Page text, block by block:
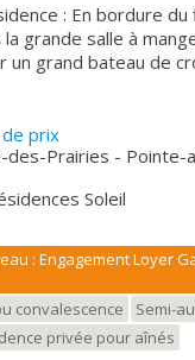
du fleuve St-
grande salle à
un grand bateau de
est
un bassin d'eau en
et balançoires.
a conservé tout
magnifique
résidents. Disponibilités
abordables Types d’unités :
3 ½, 4 ½ et options
médicale
de soins : soins
carte et
prix
des-Prairies - Pointe-
Soleil
: Engagement Loyer
convalescence
Semi-
privée pour aînés